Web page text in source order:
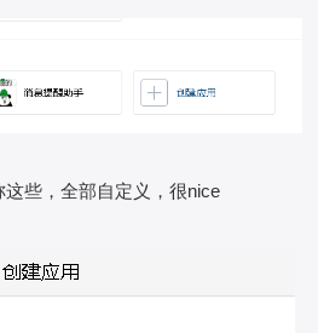
些，全部自定义，很nice